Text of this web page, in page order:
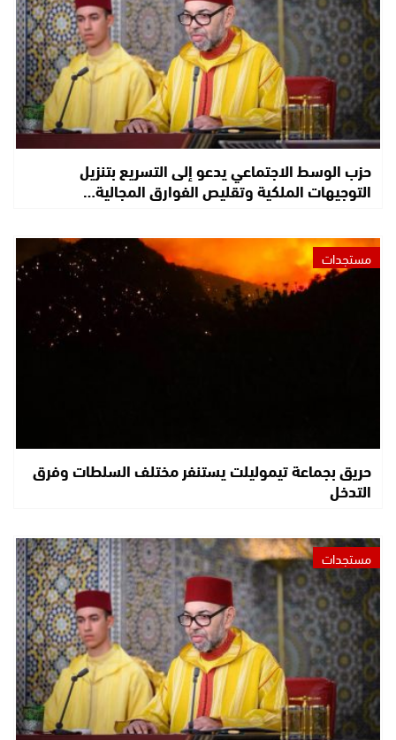
حزب الوسط الاجتماعي يدعو إلى التسريع بتنزيل
التوجيهات الملكية وتقليص الفوارق المجالية…
مستجدات
حريق بجماعة تيموليلت يستنفر مختلف السلطات وفرق
التدخل
مستجدات